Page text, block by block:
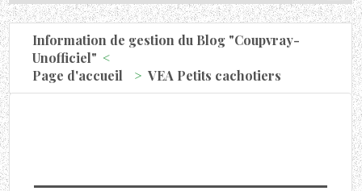
Information de gestion du Blog "Coupvray-
Unofficiel"
Page d'accueil
VEA Petits cachotiers